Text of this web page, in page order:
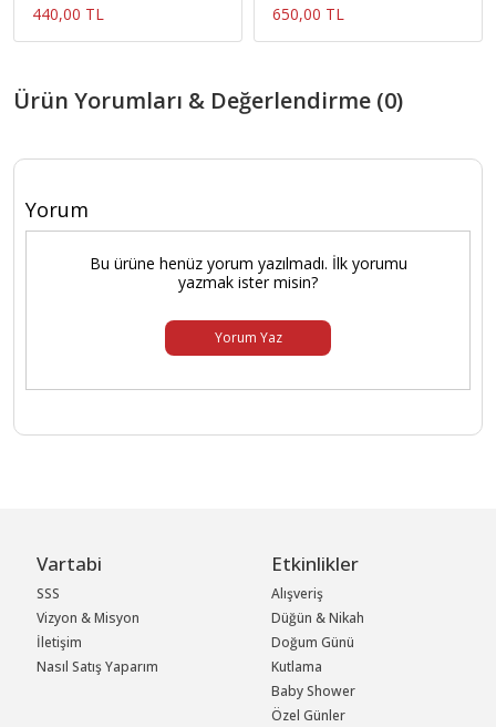
440,00 TL 650,00 TL
Ürün Yorumları & Değerlendirme (0)
Yorum
Bu ürüne henüz yorum yazılmadı. İlk yorumu
yazmak ister misin?
Yorum Yaz
Vartabi
SSS
Vizyon & Misyon
İletişim
Nasıl Satış Yaparım
Etkinlikler
Alışveriş
Düğün & Nikah
Doğum Günü
Kutlama
Baby Shower
Özel Günler